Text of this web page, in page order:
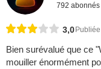
792 abonnés
3,0
Bien surévalué que ce
mouiller énormément